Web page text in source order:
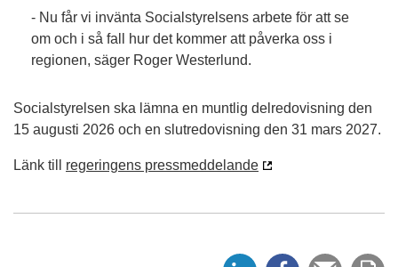
- Nu får vi invänta Socialstyrelsens arbete för att se
om och i så fall hur det kommer att påverka oss i
regionen, säger Roger Westerlund.
Socialstyrelsen ska lämna en muntlig delredovisning den
15 augusti 2026 och en slutredovisning den 31 mars 2027.
Länk till regeringens pressmeddelande
Tipsa